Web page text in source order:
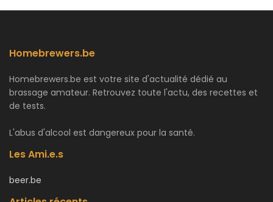
Homebrewers.be
Homebrewers.be est votre site d'actualité dédié au
brassage amateur. Retrouvez toute l'actu, des recettes et
de tests.
L'abus d'alcool est dangereux pour la santé.
Les Ami.e.s
beer.be